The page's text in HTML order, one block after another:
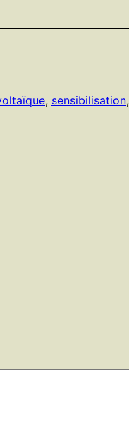
, sensibilisation,